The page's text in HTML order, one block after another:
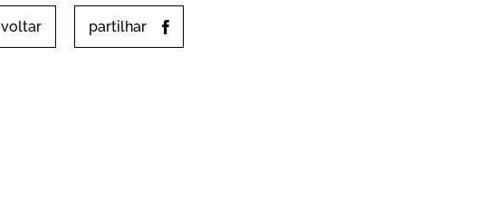
voltar partilhar